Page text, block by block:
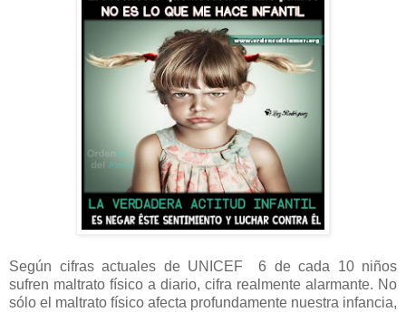
Según cifras actuales de UNICEF 6 de cada 10 niños
sufren maltrato físico a diario, cifra realmente alarmante. No
sólo el maltrato físico afecta profundamente nuestra infancia,